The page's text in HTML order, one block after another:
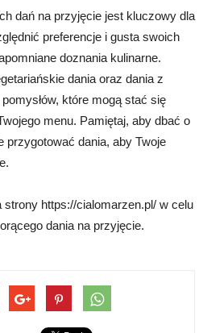
dań na przyjęcie jest kluczowy dla
preferencje i gusta swoich
doznania kulinarne.
dania oraz dania z
które mogą stać się
menu. Pamiętaj, aby dbać o
przygotować dania, aby Twoje
https://cialomarzen.pl/ w celu
dania na przyjęcie.